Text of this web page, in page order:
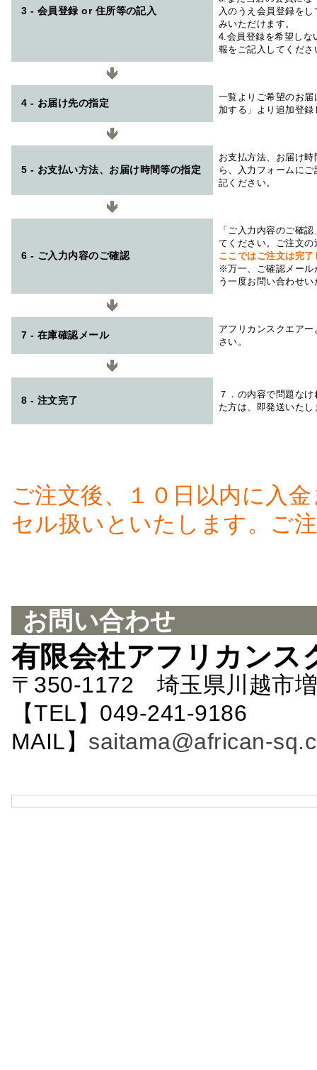
3 - 会員登録 or 住所等の記入
入のうえ会員登録を
みいただけます。
4.会員登録を希望しな
報をご記入してくださ
4 - お届け先の指定
一覧よりご希望のお
加する」より追加登
5 - お支払い方法、お届け時間等の指定
お支払方法、お届け
ら、入力フォームに
記ください。
6 - ご入力内容のご確認
「ご入力内容のご確
てください。ご注文
ここではご注文は完
※万一、ご確認メール
う一度お問い合わせ
7 - 在庫確認メール
アフリカンスクエアー
さい。
8 - 注文完了
７．の内容で問題な
た方は、即発送いたし
ご注文後、１０日以内に入
セル扱いといたします。ご
お問い合わせ
有限会社アフリカンス
〒350-1172 埼玉県川越市
【TEL】049-241-
MAIL】 saitama@african-